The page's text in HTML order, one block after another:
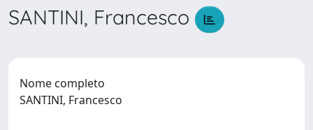
SANTINI, Francesco
Nome completo
SANTINI, Francesco